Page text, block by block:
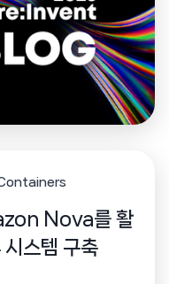
Nova를 활
스템 구축